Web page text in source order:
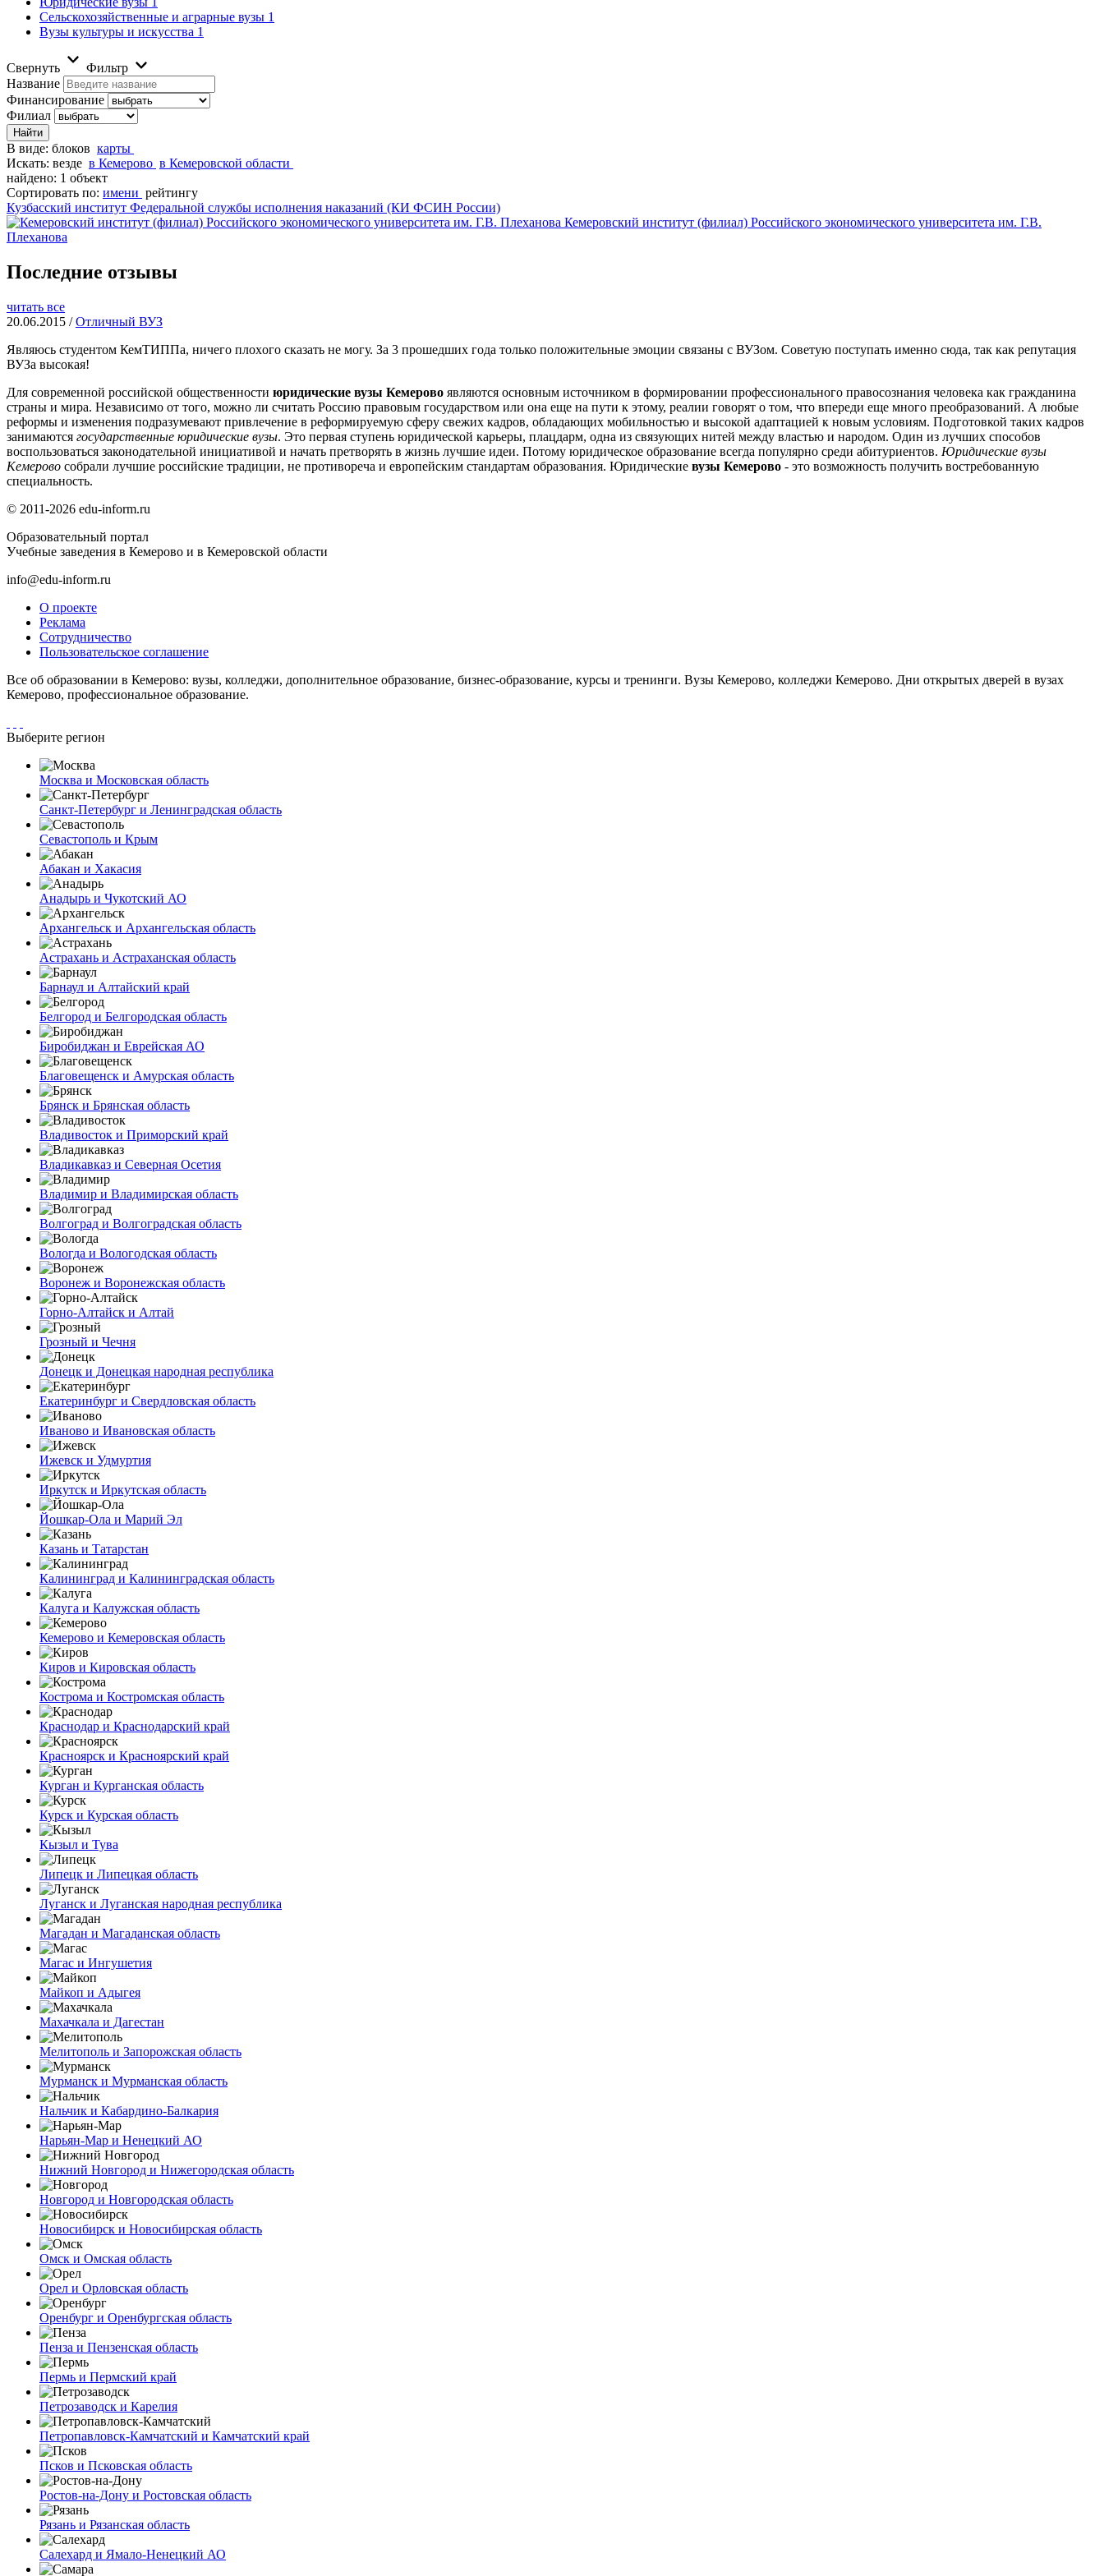
Сельскохозяйственные и аграрные вузы 1
Вузы культуры и искусства 1
Свернуть
Фильтр
Название
Финансирование
Филиал
В виде: блоков карты
Искать: везде в Кемерово в Кемеровской области
найдено: 1 объект
Сортировать по: имени рейтингу
Кузбасский институт Федеральной службы исполнения наказаний (КИ ФСИН России)
Кемеровский институт (филиал) Российского экономического университета им. Г.В.
Плеханова
Последние отзывы
читать все
20.06.2015 /Отличный ВУЗ
Являюсь студентом КемТИППа, ничего плоxого сказать не могу. За 3 прошедшиx года только положительные эмоции связаны с ВУЗом. Советую поступать именно сюда, так как репутация
ВУЗа высокая!
Для современной российской общественности юридические вузы Кемерово являются основным источником в формировании профессионального правосознания человека как гражданина
страны и мира. Независимо от того, можно ли считать Россию правовым государством или она еще на пути к этому, реалии говорят о том, что впереди еще много преобразований. А любые
реформы и изменения подразумевают привлечение в реформируемую сферу свежих кадров, обладающих мобильностью и высокой адаптацией к новым условиям. Подготовкой таких кадров
занимаются государственные юридические вузы. Это первая ступень юридической карьеры, плацдарм, одна из связующих нитей между властью и народом. Один из лучших способов
воспользоваться законодательной инициативой и начать претворять в жизнь лучшие идеи. Потому юридическое образование всегда популярно среди абитуриентов. Юридические вузы
Кемерово собрали лучшие российские традиции, не противореча и европейским стандартам образования. Юридические вузы Кемерово - это возможность получить востребованную
специальность.
© 2011-2026 edu-inform.ru
Образовательный портал
Учебные заведения в Кемерово и в Кемеровской области
info@edu-inform.ru
О проекте
Реклама
Сотрудничество
Пользовательское соглашение
Все об образовании в Кемерово: вузы, колледжи, дополнительное образование, бизнес-образование, курсы и тренинги. Вузы Кемерово, колледжи Кемерово. Дни открытых дверей в вузах
Кемерово, профессиональное образование.
Выберите регион
Москва и Московская область
Санкт-Петербург и Ленинградская область
Севастополь и Крым
Абакан и Хакасия
Анадырь и Чукотский АО
Архангельск и Архангельская область
Астрахань и Астраханская область
Барнаул и Алтайский край
Белгород и Белгородская область
Биробиджан и Еврейская АО
Благовещенск и Амурская область
Брянск и Брянская область
Владивосток и Приморский край
Владикавказ и Северная Осетия
Владимир и Владимирская область
Волгоград и Волгоградская область
Вологда и Вологодская область
Воронеж и Воронежская область
Горно-Алтайск и Алтай
Грозный и Чечня
Донецк и Донецкая народная республика
Екатеринбург и Свердловская область
Иваново и Ивановская область
Ижевск и Удмуртия
Иркутск и Иркутская область
Йошкар-Ола и Марий Эл
Казань и Татарстан
Калининград и Калининградская область
Калуга и Калужская область
Кемерово и Кемеровская область
Киров и Кировская область
Кострома и Костромская область
Краснодар и Краснодарский край
Красноярск и Красноярский край
Курган и Курганская область
Курск и Курская область
Кызыл и Тува
Липецк и Липецкая область
Луганск и Луганская народная республика
Магадан и Магаданская область
Магас и Ингушетия
Майкоп и Адыгея
Махачкала и Дагестан
Мелитополь и Запорожская область
Мурманск и Мурманская область
Нальчик и Кабардино-Балкария
Нарьян-Мар и Ненецкий АО
Нижний Новгород и Нижегородская область
Новгород и Новгородская область
Новосибирск и Новосибирская область
Омск и Омская область
Орел и Орловская область
Оренбург и Оренбургская область
Пенза и Пензенская область
Пермь и Пермский край
Петрозаводск и Карелия
Петропавловск-Камчатский и Камчатский край
Псков и Псковская область
Ростов-на-Дону и Ростовская область
Рязань и Рязанская область
Салехард и Ямало-Ненецкий АО